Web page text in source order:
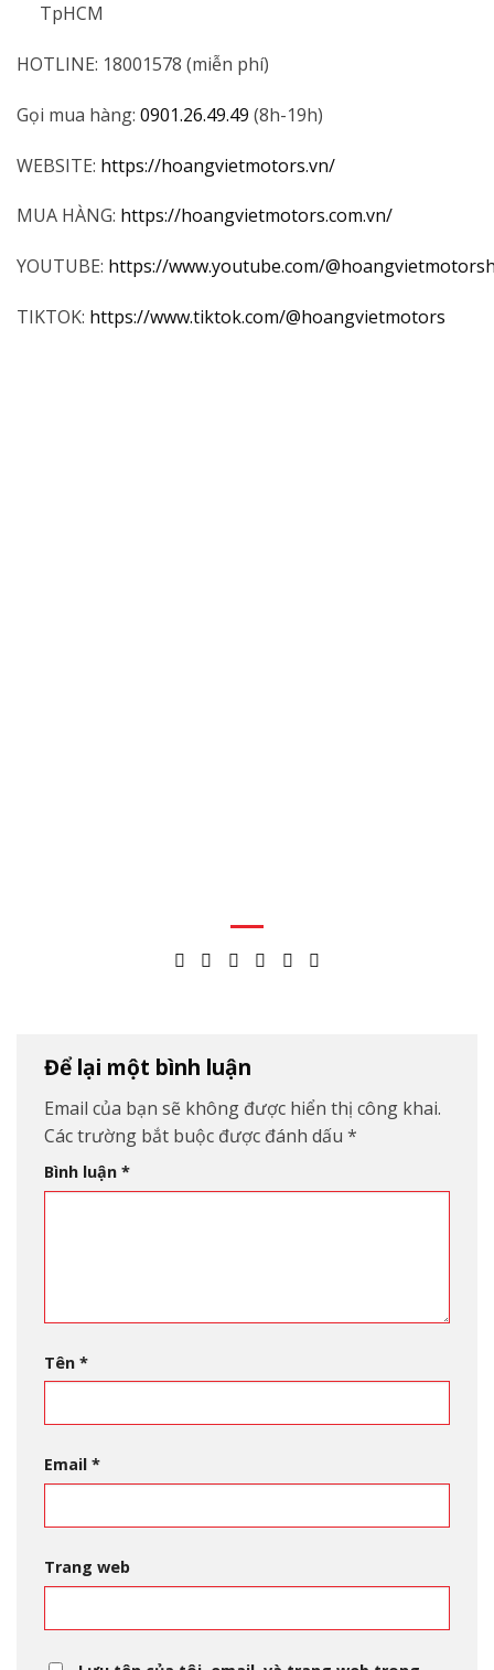
TpHCM
HOTLINE: 18001578 (miễn phí)
Gọi mua hàng: 0901.26.49.49 (8h-19h)
WEBSITE: https://hoangvietmotors.vn/
MUA HÀNG: https://hoangvietmotors.com.vn/
YOUTUBE: https://www.youtube.com/
TIKTOK: https://www.tiktok.com/@hoangvietmotors
Để lại một bình luận
Email của bạn sẽ không được hiển thị công khai.
Các trường bắt buộc được đánh dấu *
Bình luận *
Tên *
Email *
Trang web